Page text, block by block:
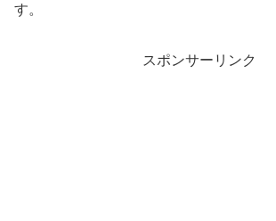
す。
スポンサーリンク